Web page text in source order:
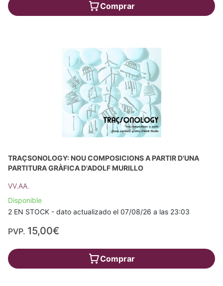
Comprar
TRAÇSONOLOGY: NOU COMPOSICIONS A PARTIR D'UNA
PARTITURA GRÀFICA D'ADOLF MURILLO
VV.AA.
Disponible
2 EN STOCK - dato actualizado el 07/08/26 a las 23:03
PVP. 15,00€
Comprar